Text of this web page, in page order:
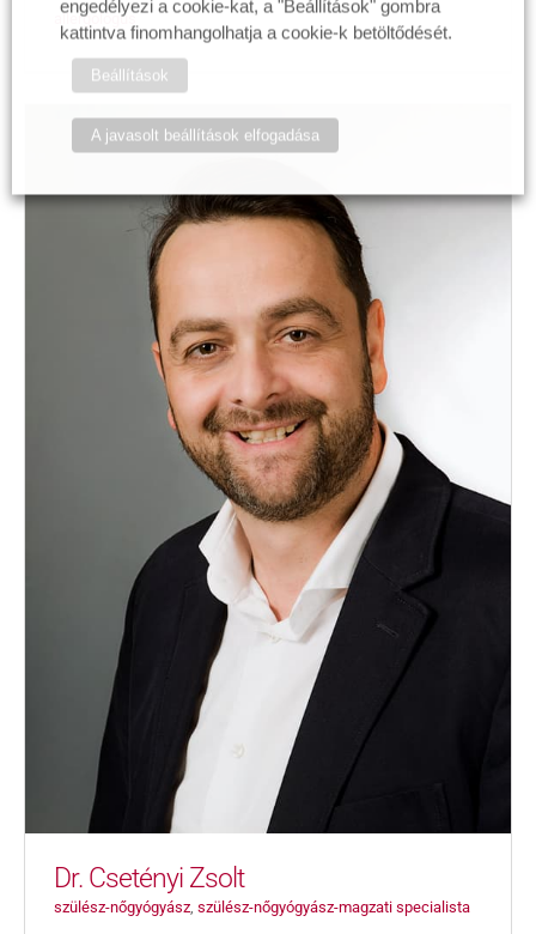
allergológus
Dr. Csetényi Zsolt
szülész-nőgyógyász, szülész-nőgyógyász-magzati specialista
engedélyezi a cookie-kat, a "Beállítások" gombra
kattintva finomhangolhatja a cookie-k betöltődését.
Beállítások
A javasolt beállítások elfogadása